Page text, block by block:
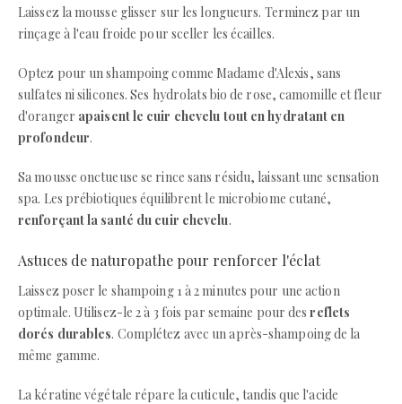
Laissez la mousse glisser sur les longueurs. Terminez par un
rinçage à l'eau froide pour sceller les écailles.
Optez pour un shampoing comme Madame d'Alexis, sans
sulfates ni silicones. Ses hydrolats bio de rose, camomille et fleur
d'oranger apaisent le cuir chevelu tout en hydratant en
profondeur.
Sa mousse onctueuse se rince sans résidu, laissant une sensation
spa. Les prébiotiques équilibrent le microbiome cutané,
renforçant la santé du cuir chevelu.
Astuces de naturopathe pour renforcer l'éclat
Laissez poser le shampoing 1 à 2 minutes pour une action
optimale. Utilisez-le 2 à 3 fois par semaine pour desreflets
dorés durables. Complétez avec un après-shampoing de la
même gamme.
La kératine végétale répare la cuticule, tandis que l'acide